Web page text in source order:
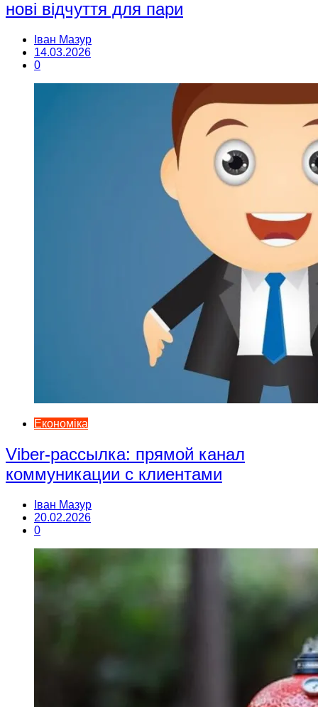
нові відчуття для пари
Іван Мазур
14.03.2026
0
Економіка
Viber-рассылка: прямой канал
коммуникации с клиентами
Іван Мазур
20.02.2026
0